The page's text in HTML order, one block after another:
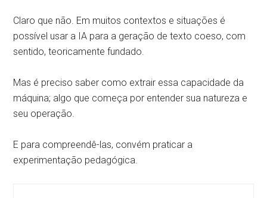
Claro que não. Em muitos contextos e situações é
possível usar a IA para a geração de texto coeso, com
sentido, teoricamente fundado.
Mas é preciso saber como extrair essa capacidade da
máquina; algo que começa por entender sua natureza e
seu operação.
E para compreendê-las, convém praticar a
experimentação pedagógica.